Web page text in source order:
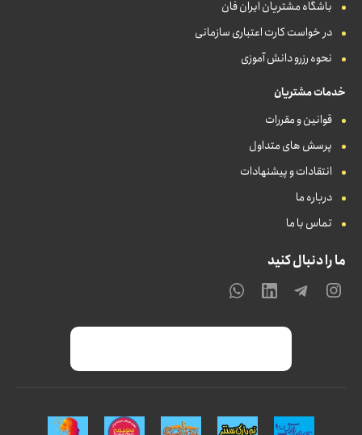
باشگاه مشتریان ایران فان
در خواست کارت اعتباری سازمانی
نحوه رزرو دانش آموزی
خدمات مشتریان
قوانین و مقررات
پرسش های متداول
انتقادات و پیشنهادات
درباره ما
تماس با ما
ما را دنبال کنید